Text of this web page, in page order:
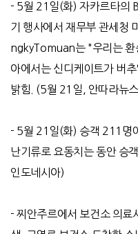
- 5월 21 일(화)자카르타의
기 행사에서 재무부 관세청
ngkyTomuan는"우리는 환
아에서는 신디케이트가 버
밝힘 . (5월 21 일, 안따라뉴스
- 5월 21 일(화) 승객 211 명
난기류로 요동치는 동안 승객
인도네시아)
-찌안주르에서 보건소 의료